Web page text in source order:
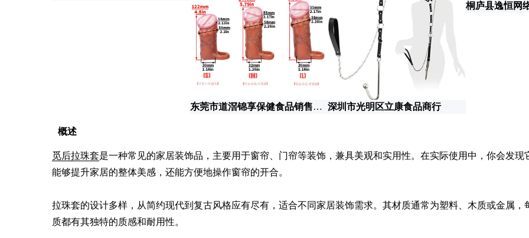
东莞市道滘锦享保健食品销售店(个体工商户) 深圳市光明区立康食品商行
桐庐县逸恒网
概述
觅后拉珠套是一种常见的家居装饰品，主要用于窗帘、门帘等装饰，兼具美观和实用性。在实际使用中，你会发现
能够提升家居的整体美感，还能方便地操作窗帘的开合。
拉珠套的设计多样，从简约现代到复古风格应有尽有，适合不同家居装饰需求。其材质通常为塑料、木质或金属，
质都有其独特的质感和耐用性。